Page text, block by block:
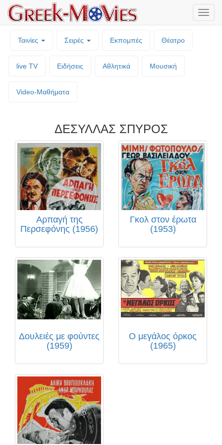
Ταινίες Σειρές Εκπομπές Θέατρο
live TV Ειδήσεις Αθλητικά Μουσική
Video-Mαθήματα
ΔΕΣΥΛΛΑΣ ΣΠΥΡΟΣ
Αρπαγή της
Περσεφόνης (1956)
Γκολ στον έρωτα
(1953)
Δουλειές με φούντες
(1959)
Ο μεγάλος όρκος
(1965)